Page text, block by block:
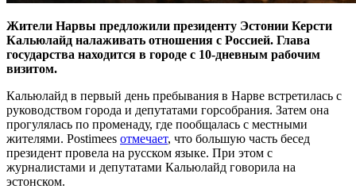
Жители Нарвы предложили президенту Эстонии Керсти
Кальюлайд налаживать отношения с Россией. Глава
государства находится в городе с 10-дневным рабочим
визитом.
Кальюлайд в первый день пребывания в Нарве встретилась с
руководством города и депутатами горсобрания. Затем она
прогулялась по променаду, где пообщалась с местными
жителями. Postimees отмечает, что большую часть бесед
президент провела на русском языке. При этом с
журналистами и депутатами Кальюлайд говорила на
эстонском.